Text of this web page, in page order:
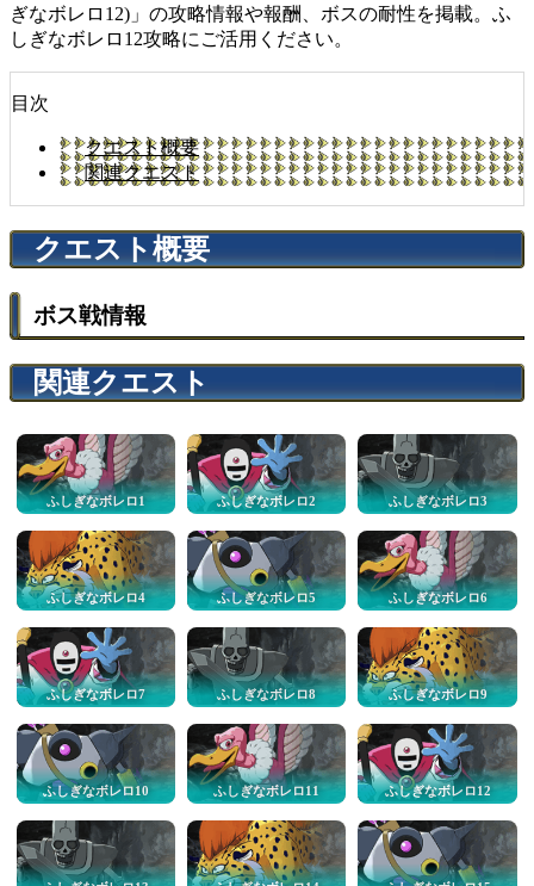
ぎなボレロ12)」の攻略情報や報酬、ボスの耐性を掲載。ふ
しぎなボレロ12攻略にご活用ください。
目次
クエスト概要
関連クエスト
クエスト概要
ボス戦情報
関連クエスト
ふしぎなボレロ1 ふしぎなボレロ2 ふしぎなボレロ3
ふしぎなボレロ4 ふしぎなボレロ5 ふしぎなボレロ6
ふしぎなボレロ7 ふしぎなボレロ8 ふしぎなボレロ9
ふしぎなボレロ10 ふしぎなボレロ11 ふしぎなボレロ12